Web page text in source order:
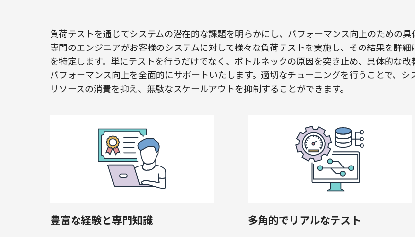
負荷テストを通じてシステムの潜在的な課題を明らかにし、パフォーマンス向上のための具
専門のエンジニアがお客様のシステムに対して様々な負荷テストを実施し、その結果を詳
を特定します。単にテストを行うだけでなく、ボトルネックの原因を突き止め、具体的な
パフォーマンス向上を全面的にサポートいたします。適切なチューニングを行うことで、
リソースの消費を抑え、無駄なスケールアウトを抑制することができます。
豊富な経験と専門知識 多角的でリアルなテスト